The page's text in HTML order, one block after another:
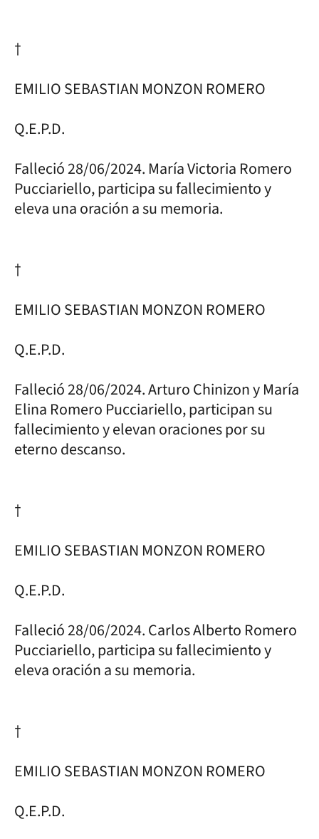
†
EMILIO SEBASTIAN MONZON ROMERO
Q.E.P.D.
Falleció 28/06/2024. María Victoria Romero
Pucciariello, participa su fallecimiento y
eleva una oración a su memoria.
†
EMILIO SEBASTIAN MONZON ROMERO
Q.E.P.D.
Falleció 28/06/2024. Arturo Chinizon y María
Elina Romero Pucciariello, participan su
fallecimiento y elevan oraciones por su
eterno descanso.
†
EMILIO SEBASTIAN MONZON ROMERO
Q.E.P.D.
Falleció 28/06/2024. Carlos Alberto Romero
Pucciariello, participa su fallecimiento y
eleva oración a su memoria.
†
EMILIO SEBASTIAN MONZON ROMERO
Q.E.P.D.